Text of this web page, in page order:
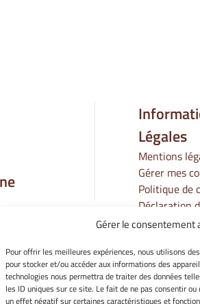
Gérer le consentement
Pour offrir les meilleures expériences, nous utilisons
pour stocker et/ou accéder aux informations des
technologies nous permettra de traiter des données
les ID uniques sur ce site. Le fait de ne pas consentir
un effet négatif sur certaines caractéristiques et
Légales
Mentions
Gérer mes
Politique de
Déclaration